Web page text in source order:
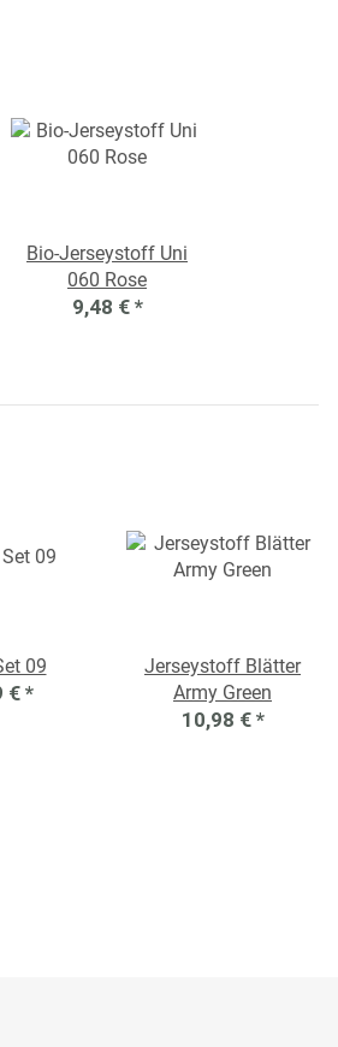
Bio-Jerseystoff Uni
060 Rose
9,48 € *
09
€ *
Jerseystoff Blätter
Army Green
10,98 € *